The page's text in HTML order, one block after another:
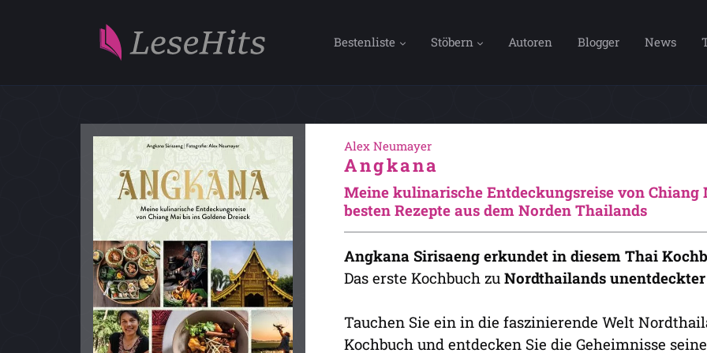
Bestenliste Stöbern Autoren Blogger News
Alex Neumayer
Angkana
Meine kulinarische Entdeckungsreise von Chiang
besten Rezepte aus dem Norden Thailands
Angkana Sirisaeng erkundet in diesem Thai
Das erste Kochbuch zu Nordthailands
Tauchen Sie ein in die faszinierende Welt
Kochbuch und entdecken Sie die Geheimnisse